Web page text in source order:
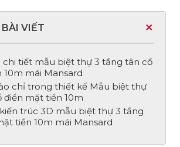
VIẾT
chi tiết mẫu biệt thự 3 tầng tân cổ
mái Mansard
chỉ trong thiết kế Mẫu biệt thự
điển mặt tiền 10m
trúc 3D mẫu biệt thự 3 tầng
tiền 10m mái Mansard